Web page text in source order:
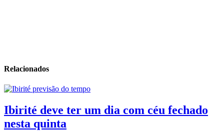
Relacionados
Ibirité deve ter um dia com céu fechado
nesta quinta